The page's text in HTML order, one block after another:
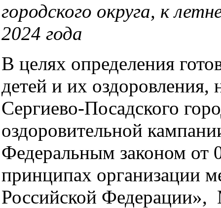
городского округа, к
2024 года
В целях определения
детей и их
Сергиево-Посадского
оздоровительной
Федеральным законом
принципах организации
Российской Федерации»,